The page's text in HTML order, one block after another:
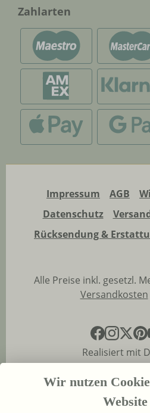
Zahlarten
Impressum AGB
Datenschutz
Rücksendung &
Alle Preise inkl. gesetzl.
Versandkosten
Realisiert mit
Wir nutzen